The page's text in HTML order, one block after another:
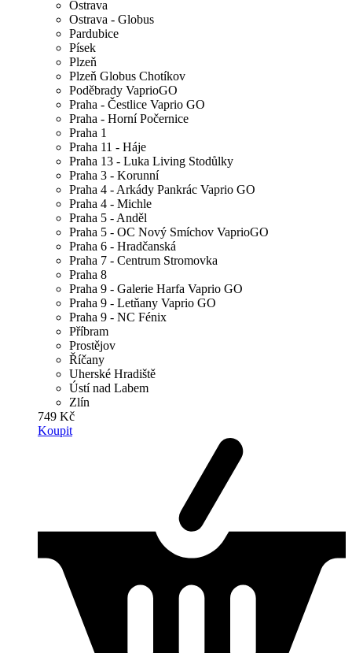
Ostrava
Ostrava - Globus
Pardubice
Písek
Plzeň
Plzeň Globus Chotíkov
Poděbrady VaprioGO
Praha - Čestlice Vaprio GO
Praha - Horní Počernice
Praha 1
Praha 11 - Háje
Praha 13 - Luka Living Stodůlky
Praha 3 - Korunní
Praha 4 - Arkády Pankrác Vaprio GO
Praha 4 - Michle
Praha 5 - Anděl
Praha 5 - OC Nový Smíchov VaprioGO
Praha 6 - Hradčanská
Praha 7 - Centrum Stromovka
Praha 8
Praha 9 - Galerie Harfa Vaprio GO
Praha 9 - Letňany Vaprio GO
Praha 9 - NC Fénix
Příbram
Prostějov
Říčany
Uherské Hradiště
Ústí nad Labem
Zlín
749 Kč
Koupit